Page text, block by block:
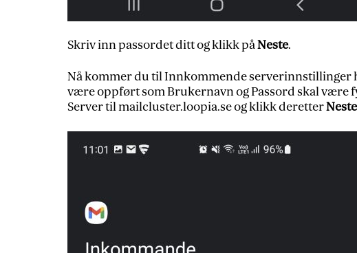
Skriv inn passordet ditt og klikk påNeste.
Nå kommer du til Innkommende serverinnstillinger
være oppført som Brukernavn og Passord skal være
Server til mailcluster.loopia.se og klikk deretterNeste